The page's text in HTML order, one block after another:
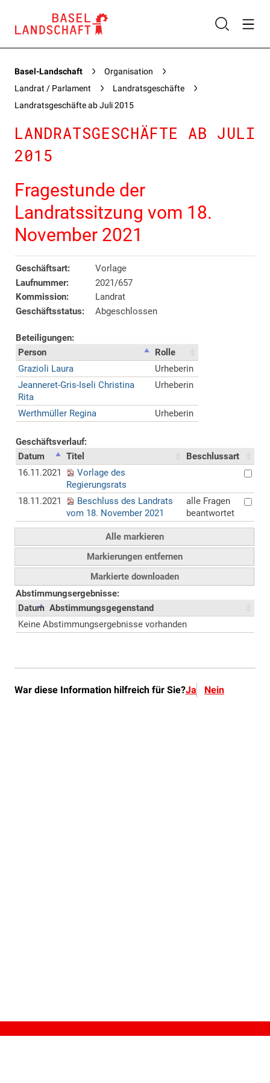
Basel-Landschaft
Organisation
Landrat / Parlament
Landratsgeschäfte
Landratsgeschäfte ab Juli 2015
LANDRATSGESCHÄFTE AB JULI
2015
War diese Information hilfreich für Sie?Ja Nein